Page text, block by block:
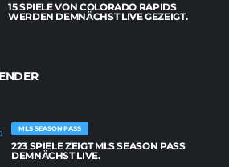
15 SPIELE VON COLORADO RAPIDS
WERDEN DEMNÄCHST LIVE GEZEIGT.
MLS SEASON PASS
223 SPIELE ZEIGT MLS SEASON PASS
DEMNÄCHST LIVE.